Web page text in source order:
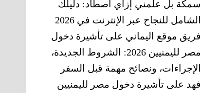
سمكة بل علمني إزاي أصطاد: دليلك
الشامل للنجاح عبر الإنترنت في 2026
فريق موقع اليماني على تأشيرة دخول
مصر لليمنيين 2026: الشروط الجديدة،
الإجراءات، ونصائح مهمة قبل السفر
فهد على تأشيرة دخول مصر لليمنيين